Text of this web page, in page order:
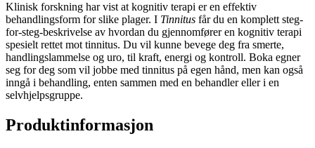
Klinisk forskning har vist at kognitiv terapi er en effektiv
behandlingsform for slike plager. I Tinnitus får du en komplett steg-
for-steg-beskrivelse av hvordan du gjennomfører en kognitiv terapi
spesielt rettet mot tinnitus. Du vil kunne bevege deg fra smerte,
handlingslammelse og uro, til kraft, energi og kontroll. Boka egner
seg for deg som vil jobbe med tinnitus på egen hånd, men kan også
inngå i behandling, enten sammen med en behandler eller i en
selvhjelpsgruppe.
Produktinformasjon